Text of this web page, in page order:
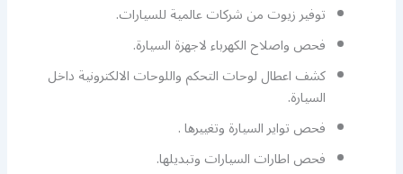
توفير زيوت من شركات عالمية للسيارات.
فحص واصلاح الكهرباء لاجهزة السيارة.
كشف اعطال لوحات التحكم واللوحات الالكترونية داخل
السيارة.
فحص تواير السيارة وتغييرها .
فحص اطارات السيارات وتبديلها.